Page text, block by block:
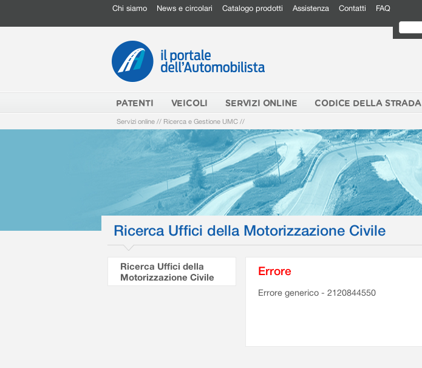
Chi siamo News e circolari Catalogo prodotti Assistenza Contatti FAQ
PATENTI VEICOLI SERVIZI ONLINE CODICE DELLA STRADA
Servizi online // Ricerca e Gestione UMC //
Ricerca Uffici della Motorizzazione Civile
Ricerca Uffici della
Motorizzazione Civile
Errore
Errore generico - 2120844550